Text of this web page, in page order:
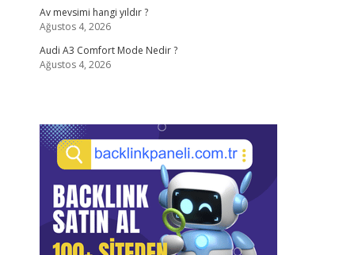
Av mevsimi hangi yıldır ?
Ağustos 4, 2026
Audi A3 Comfort Mode Nedir ?
Ağustos 4, 2026